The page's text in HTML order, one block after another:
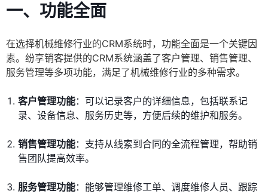
一、功能全面
在选择机械维修行业的CRM系统时，功能全面是一个关键因
素。纷享销客提供的CRM系统涵盖了客户管理、销售管理、
服务管理等多项功能，满足了机械维修行业的多种需求。
客户管理功能：可以记录客户的详细信息，包括联系记
录、设备信息、服务历史等，方便后续的维护和服务。
销售管理功能：支持从线索到合同的全流程管理，帮助销
售团队提高效率。
服务管理功能：能够管理维修工单、调度维修人员、跟踪